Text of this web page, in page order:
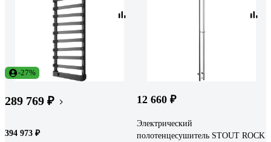
-27%
289 769 ₽
394 973 ₽
12 660 ₽
Электрический
полотенцесушитель STOUT ROCK